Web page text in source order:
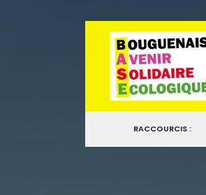
Passer
contenu
RACCOURCIS :